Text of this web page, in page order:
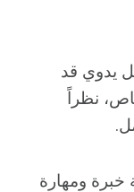
يدوي قد
نظراً
خبرة ومهارة